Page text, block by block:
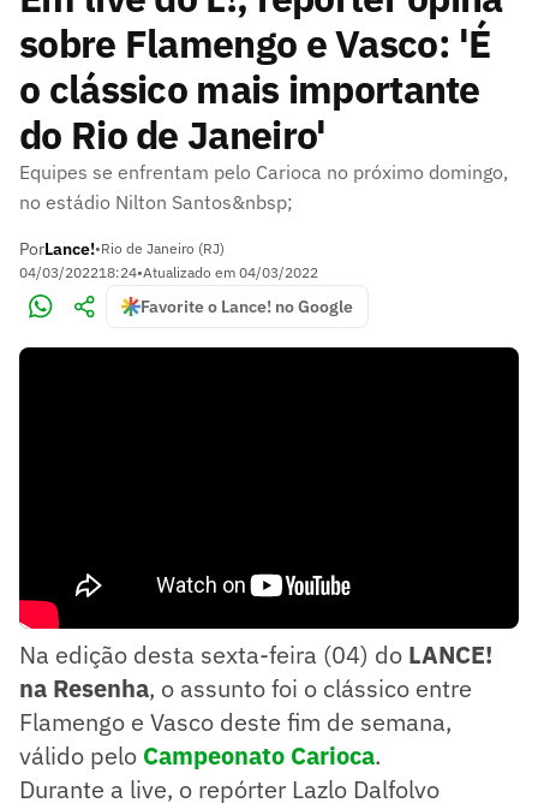
sobre Flamengo e Vasco: 'É
o clássico mais importante
do Rio de Janeiro'
Equipes se enfrentam pelo Carioca no próximo domingo,
no estádio Nilton Santos&nbsp;
PorLance!•Rio de Janeiro (RJ)
04/03/202218:24•Atualizado em 04/03/2022
Favorite o Lance! no Google
Na edição desta sexta-feira (04) do LANCE!
na Resenha, o assunto foi o clássico entre
Flamengo e Vasco deste fim de semana,
válido pelo Campeonato Carioca.
Durante a live, o repórter Lazlo Dalfolvo